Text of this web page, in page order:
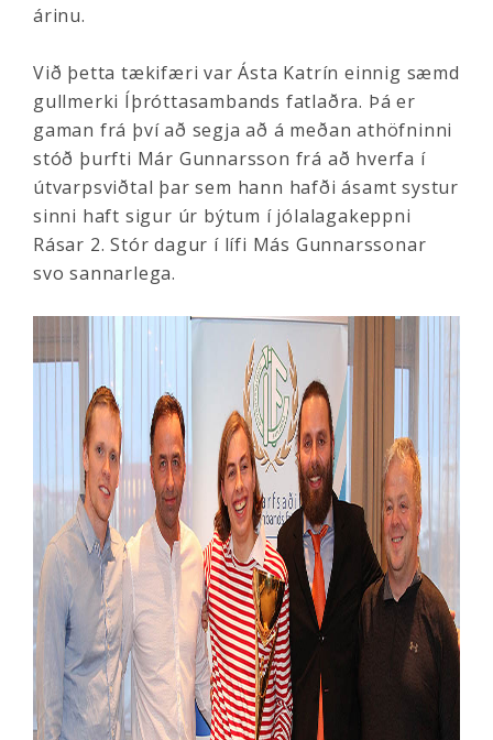
árinu.
Við þetta tækifæri var Ásta Katrín einnig sæmd
gullmerki Íþróttasambands fatlaðra. Þá er
gaman frá því að segja að á meðan athöfninni
stóð þurfti Már Gunnarsson frá að hverfa í
útvarpsviðtal þar sem hann hafði ásamt systur
sinni haft sigur úr býtum í jólalagakeppni
Rásar 2. Stór dagur í lífi Más Gunnarssonar
svo sannarlega.